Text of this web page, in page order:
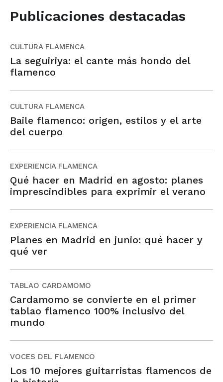
Publicaciones destacadas
CULTURA FLAMENCA
La seguiriya: el cante más hondo del
flamenco
CULTURA FLAMENCA
Baile flamenco: origen, estilos y el arte
del cuerpo
EXPERIENCIA FLAMENCA
Qué hacer en Madrid en agosto: planes
imprescindibles para exprimir el verano
EXPERIENCIA FLAMENCA
Planes en Madrid en junio: qué hacer y
qué ver
TABLAO CARDAMOMO
Cardamomo se convierte en el primer
tablao flamenco 100% inclusivo del
mundo
VOCES DEL FLAMENCO
Los 10 mejores guitarristas flamencos de